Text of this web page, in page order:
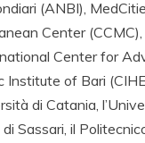
(ANBI),
Center (CCMC),
Center for
of Bari
di Catania,
Sassari, il